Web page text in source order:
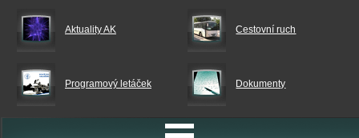
Aktuality AK Cestovní ruch
Programový letáček Dokumenty